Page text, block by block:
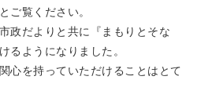
ご覧ください。
政だよりと共に『まもりとそな
るようになりました。
心を持っていただけることはとて